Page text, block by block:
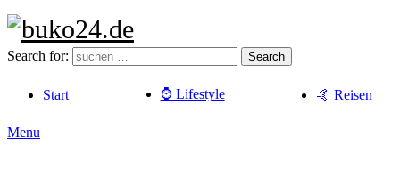
Search for: Search
Start ⌚️ Lifestyle 🤙 Reisen
Menu